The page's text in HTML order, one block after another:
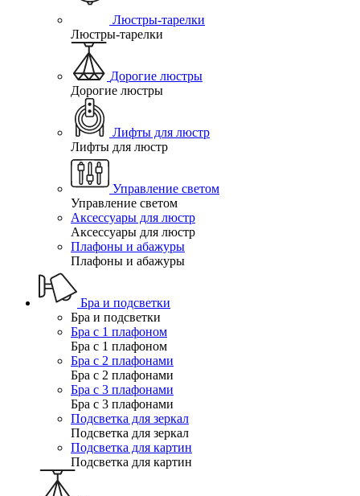
Люстры-тарелки
Люстры-тарелки
Дорогие люстры
Дорогие люстры
Лифты для люстр
Лифты для люстр
Управление светом
Управление светом
Аксессуары для люстр
Аксессуары для люстр
Плафоны и абажуры
Плафоны и абажуры
Бра и подсветки
Бра и подсветки
Бра с 1 плафоном
Бра с 1 плафоном
Бра с 2 плафонами
Бра с 2 плафонами
Бра с 3 плафонами
Бра с 3 плафонами
Подсветка для зеркал
Подсветка для зеркал
Подсветка для картин
Подсветка для картин